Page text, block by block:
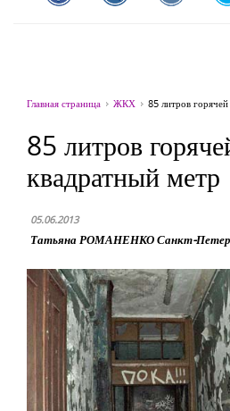
Главная страница ЖКХ 85 литров
85 литров
квадратный метр
05.06.2013
Татьяна РОМАНЕНКО Санкт-